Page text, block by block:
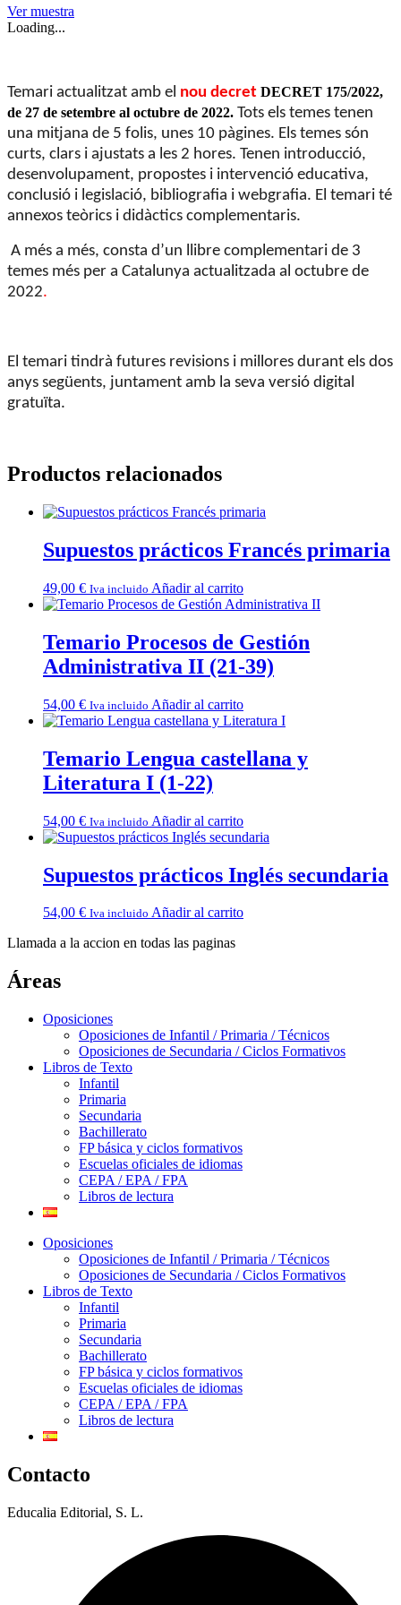
Ver muestra
Loading...
Temari actualitzat amb el nou decret DECRET 175/2022,
de 27 de setembre al octubre de 2022. Tots els temes tenen
una mitjana de 5 folis, unes 10 pàgines. Els temes són
curts, clars i ajustats a les 2 hores. Tenen introducció,
desenvolupament, propostes i intervenció educativa,
conclusió i legislació, bibliografia i webgrafia. El temari té
annexos teòrics i didàctics complementaris.
A més a més, consta d’un llibre complementari de 3
temes més per a Catalunya actualitzada al octubre de
2022.
El temari tindrà futures revisions i millores durant els dos
anys següents, juntament amb la seva versió digital
gratuïta.
Productos relacionados
Supuestos prácticos Francés primaria
49,00 € Iva incluido Añadir al carrito
Temario Procesos de Gestión
Administrativa II (21-39)
54,00 € Iva incluido Añadir al carrito
Temario Lengua castellana y
Literatura I (1-22)
54,00 € Iva incluido Añadir al carrito
Supuestos prácticos Inglés secundaria
54,00 € Iva incluido Añadir al carrito
Llamada a la accion en todas las paginas
Áreas
Oposiciones
Oposiciones de Infantil / Primaria / Técnicos
Oposiciones de Secundaria / Ciclos Formativos
Libros de Texto
Infantil
Primaria
Secundaria
Bachillerato
FP básica y ciclos formativos
Escuelas oficiales de idiomas
CEPA / EPA / FPA
Libros de lectura
Oposiciones
Oposiciones de Infantil / Primaria / Técnicos
Oposiciones de Secundaria / Ciclos Formativos
Libros de Texto
Infantil
Primaria
Secundaria
Bachillerato
FP básica y ciclos formativos
Escuelas oficiales de idiomas
CEPA / EPA / FPA
Libros de lectura
Contacto
Educalia Editorial, S. L.